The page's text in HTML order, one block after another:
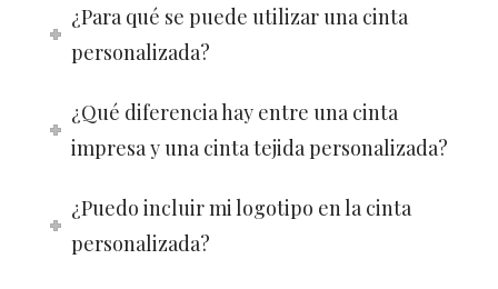
¿Para qué se puede utilizar una cinta
personalizada?
¿Qué diferencia hay entre una cinta
impresa y una cinta tejida personalizada?
¿Puedo incluir mi logotipo en la cinta
personalizada?